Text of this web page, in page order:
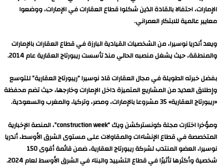
الإمارات، احتفالا بالقادة الذين شكلوا قطاع العقارات في الإمارات، ووضعوا
معايير عالمية للابتكار العمراني.
ويعد أندريا نوسيرا، من الشخصيات القيادية البارزة في قطاع العقارات بالإمارات
والمنطقة، حيث يشغل منصبه الحالي منذ تأسست ريبورتاج العقارية عام 2014.
بفضل خبرته الطويلة في مجال العقارات قاد نوسيرا “ريبورتاج العقارية” للتوسع
وإطلاق العديد من المشاريع المتميزة داخل الإمارات وخارجها، حيث تضم محفظة
«ريبورتاج العقارية» 35 مشروعا بالإمارات، ومصر، وتركيا، والمغرب والسعودية.
ومؤخرا اختارت مجلة كونستركشن ويك “construction week”، المنصة الإخبارية
المتخصصة في قطاع الإنشاءات والمقاولات على مستوى الشرق الأوسط، أندريا
نوسيرا، العضو المنتدب لشركة ريبورتاج العقارية، ضمن قائمة أقوى 150
شخصية وأكثرها تأثيرًا في قطاع التشييد والبناء في الشرق الأوسط لعام 2024.